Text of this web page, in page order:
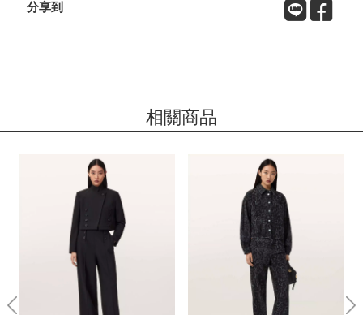
分享到
相關商品